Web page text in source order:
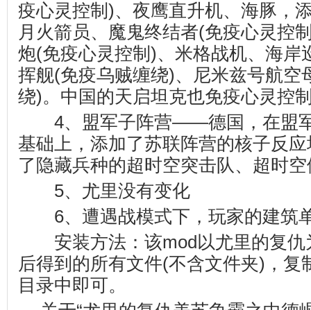
疫心灵控制)、夜鹰直升机、海豚，
月火箭员、魔鬼终结者(免疫心灵控
炮(免疫心灵控制)、米格战机、海岸
挥舰(免疫乌贼缠绕)、尼米兹号航空
绕)。中国的天启坦克也免疫心灵控
4、盟军子阵营——德国，在盟军
基础上，添加了苏联阵营的核子反
了隐藏兵种的超时空突击队、超时
5、尤里没有变化
6、遭遇战模式下，玩家的建筑
安装方法：该mod以尤里的复仇
后得到的所有文件(不含文件夹)，复
目录中即可。